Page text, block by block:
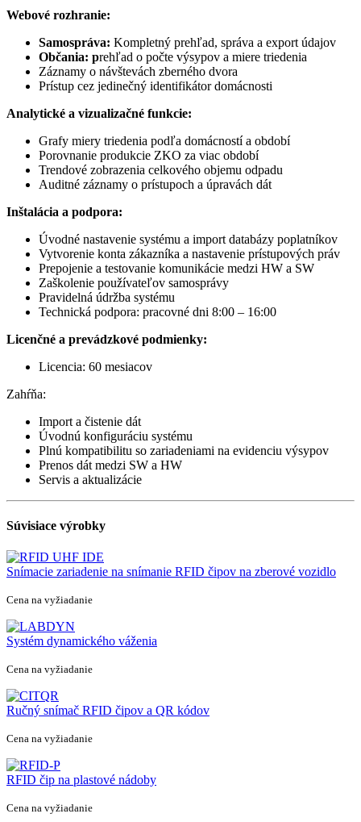
Webové rozhranie:
Samospráva: Kompletný prehľad, správa a export údajov
Občania: prehľad o počte výsypov a miere triedenia
Záznamy o návštevách zberného dvora
Prístup cez jedinečný identifikátor domácnosti
Analytické a vizualizačné funkcie:
Grafy miery triedenia podľa domácností a období
Porovnanie produkcie ZKO za viac období
Trendové zobrazenia celkového objemu odpadu
Auditné záznamy o prístupoch a úpravách dát
Inštalácia a podpora:
Úvodné nastavenie systému a import databázy poplatníkov
Vytvorenie konta zákazníka a nastavenie prístupových práv
Prepojenie a testovanie komunikácie medzi HW a SW
Zaškolenie používateľov samosprávy
Pravidelná údržba systému
Technická podpora: pracovné dni 8:00 – 16:00
Licenčné a prevádzkové podmienky:
Licencia: 60 mesiacov
Zahŕňa:
Import a čistenie dát
Úvodnú konfiguráciu systému
Plnú kompatibilitu so zariadeniami na evidenciu výsypov
Prenos dát medzi SW a HW
Servis a aktualizácie
Súvisiace výrobky
Snímacie zariadenie na snímanie RFID čipov na zberové vozidlo
Cena na vyžiadanie
Systém dynamického váženia
Cena na vyžiadanie
Ručný snímač RFID čipov a QR kódov
Cena na vyžiadanie
RFID čip na plastové nádoby
Cena na vyžiadanie